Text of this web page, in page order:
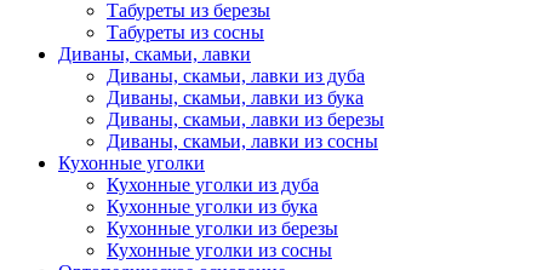
Табуреты из березы
Табуреты из сосны
Диваны, скамьи, лавки
Диваны, скамьи, лавки из дуба
Диваны, скамьи, лавки из бука
Диваны, скамьи, лавки из березы
Диваны, скамьи, лавки из сосны
Кухонные уголки
Кухонные уголки из дуба
Кухонные уголки из бука
Кухонные уголки из березы
Кухонные уголки из сосны